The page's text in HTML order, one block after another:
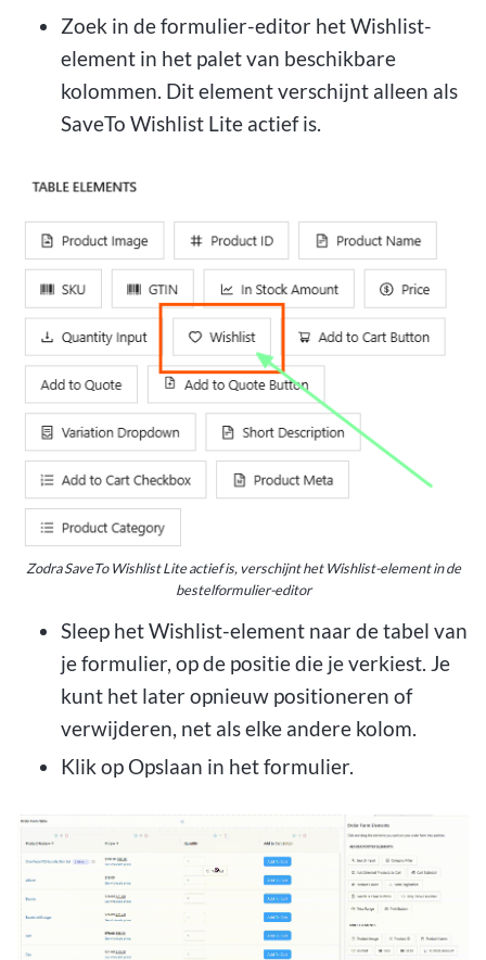
Zoek in de formulier-editor het Wishlist-
element in het palet van beschikbare
kolommen. Dit element verschijnt alleen als
SaveTo Wishlist Lite actief is.
Zodra SaveTo Wishlist Lite actief is, verschijnt het Wishlist-element in de
bestelformulier-editor
Sleep het Wishlist-element naar de tabel van
je formulier, op de positie die je verkiest. Je
kunt het later opnieuw positioneren of
verwijderen, net als elke andere kolom.
Klik op Opslaan in het formulier.